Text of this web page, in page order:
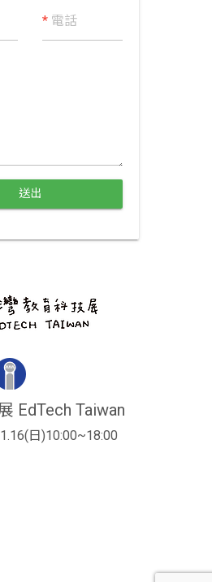
* 電話
送出
EdTech Taiwan
日)10:00~18:00